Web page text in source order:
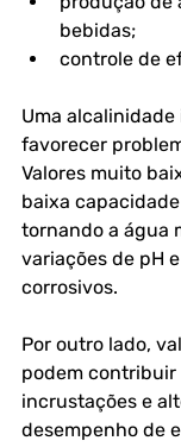
bebidas;
controle de
Uma
favorecer
Valores muito
baixa
tornando a água
variações de pH
corrosivos.
Por outro lado,
podem contribuir
incrustações e
desempenho de